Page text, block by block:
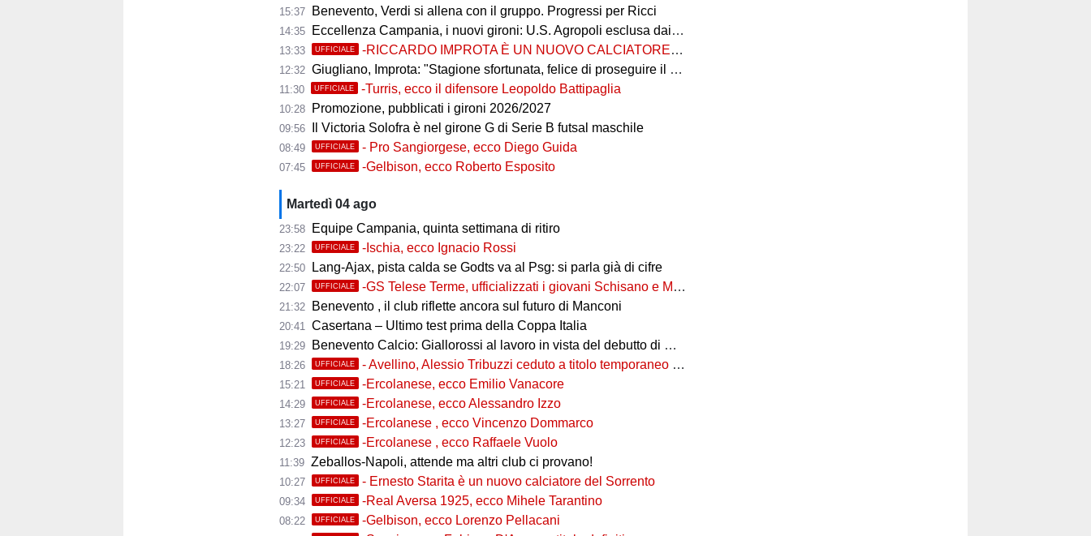
15:37 Benevento, Verdi si allena con il gruppo. Progressi per Ricci
14:35 Eccellenza Campania, i nuovi gironi: U.S. Agropoli esclusa dai ripescaggi
13:33 UFFICIALE -RICCARDO IMPROTA È UN NUOVO CALCIATORE DEL GIUGLIANO
12:32 Giugliano, Improta: "Stagione sfortunata, felice di proseguire il percorso"
11:30 UFFICIALE -Turris, ecco il difensore Leopoldo Battipaglia
10:28 Promozione, pubblicati i gironi 2026/2027
09:56 Il Victoria Solofra è nel girone G di Serie B futsal maschile
08:49 UFFICIALE - Pro Sangiorgese, ecco Diego Guida
07:45 UFFICIALE -Gelbison, ecco Roberto Esposito
Martedì 04 ago
23:58 Equipe Campania, quinta settimana di ritiro
23:22 UFFICIALE -Ischia, ecco Ignacio Rossi
22:50 Lang-Ajax, pista calda se Godts va al Psg: si parla già di cifre
22:07 UFFICIALE -GS Telese Terme, ufficializzati i giovani Schisano e Miretto
21:32 Benevento , il club riflette ancora sul futuro di Manconi
20:41 Casertana – Ultimo test prima della Coppa Italia
19:29 Benevento Calcio: Giallorossi al lavoro in vista del debutto di Coppa Italia
18:26 UFFICIALE - Avellino, Alessio Tribuzzi ceduto a titolo temporaneo al Bari
15:21 UFFICIALE -Ercolanese, ecco Emilio Vanacore
14:29 UFFICIALE -Ercolanese, ecco Alessandro Izzo
13:27 UFFICIALE -Ercolanese , ecco Vincenzo Dommarco
12:23 UFFICIALE -Ercolanese , ecco Raffaele Vuolo
11:39 Zeballos-Napoli, attende ma altri club ci provano!
10:27 UFFICIALE - Ernesto Starita è un nuovo calciatore del Sorrento
09:34 UFFICIALE -Real Aversa 1925, ecco Mihele Tarantino
08:22 UFFICIALE -Gelbison, ecco Lorenzo Pellacani